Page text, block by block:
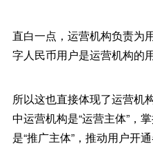
直白一点，运营机构负责为
字人民币用户是运营机构的用
所以这也直接体现了运营机
中运营机构是“运营主体”，
是“推广主体”，推动用户开